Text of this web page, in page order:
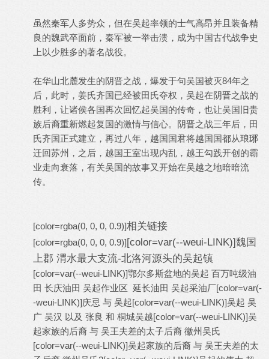
虽然秦军人多势众，但在吴起率领的士气高昂并且装备精
良的魏武卒面前，秦军被一举击溃，成为中国古代战争史
上以少胜多的著名战役。
在华山北麓发生的阴晋之战，爆发于句吴国被灭84年之
后，此时，姜氏齐国已经被田氏夺权，吴起在阴晋之战的
胜利，让诸侯各国再次回忆起吴国的传奇，也让吴国旧贵
族后裔重新燃起复国的激情与信心。阴晋之战三年后，田
氏齐国正式建立，再过八年，越国国君将越国国都从琅琊
迁回苏州，之后，越国王室出现内乱，越王勾践开创的霸
业走向衰落，有关吴国的故事又开始在吴越之地暗暗流
传。
[color=rgba(0, 0, 0, 0.9)]相关链接
[color=rgba(0, 0, 0, 0.9)][color=var(--weui-LINK)]魏国
上郡 渭水最大支流-北洛河源头的吴起镇
[color=var(--weui-LINK)]鄂尔多斯盆地的吴起 百万吨级油
田 长庆油田 吴起作业区 延长油田 吴起采油厂[color=var(-
-weui-LINK)]庆忌 与 吴起[color=var(--weui-LINK)]吴起 吴
广 吴汉 以及 张良 和 桐城吴越[color=var(--weui-LINK)]吴
起家族的后裔 与 吴王夫差的太子后裔 徽州吴氏
[color=var(--weui-LINK)]吴起家族的后裔 与 吴王夫差的太